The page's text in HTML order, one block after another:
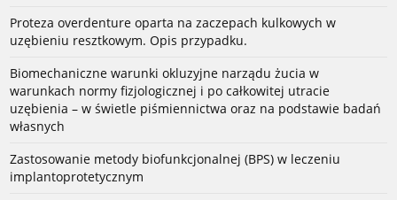
Proteza overdenture oparta na zaczepach kulkowych w
uzębieniu resztkowym. Opis przypadku.
Biomechaniczne warunki okluzyjne narządu żucia w
warunkach normy fizjologicznej i po całkowitej utracie
uzębienia – w świetle piśmiennictwa oraz na podstawie badań
własnych
Zastosowanie metody biofunkcjonalnej (BPS) w leczeniu
implantoprotetycznym